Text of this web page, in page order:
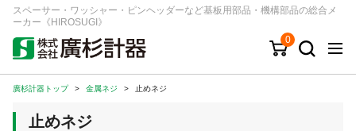
スペーサー・ワッシャー・ピンヘッダーなど基板用部品・機構部品の総合メ
ーカー《HIROSUGI》
0
キーワード 品番/シリーズ
商品カテゴリから探す
廣杉計器トップ > 金属ネジ > 止めネジ
止めネジ